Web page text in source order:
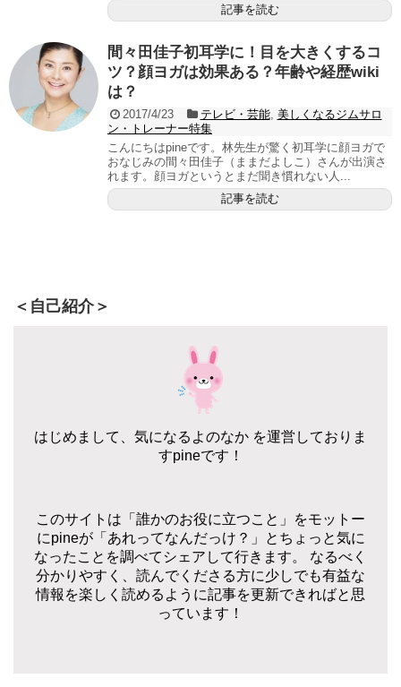
記事を読む
間々田佳子初耳学に！目を大きくするコ
ツ？顔ヨガは効果ある？年齢や経歴wiki
は？
2017/4/23 テレビ・芸能, 美しくなるジムサロ
ン・トレーナー特集
こんにちはpineです。林先生が驚く初耳学に顔ヨガで
おなじみの間々田佳子（ままだよしこ）さんが出演さ
れます。顔ヨガというとまだ聞き慣れない人...
記事を読む
＜自己紹介＞
はじめまして、気になるよのなか を運営しておりま
すpineです！
このサイトは「誰かのお役に立つこと」をモットー
にpineが「あれってなんだっけ？」とちょっと気に
なったことを調べてシェアして行きます。 なるべく
分かりやすく、読んでくださる方に少しでも有益な
情報を楽しく読めるように記事を更新できればと思
っています！